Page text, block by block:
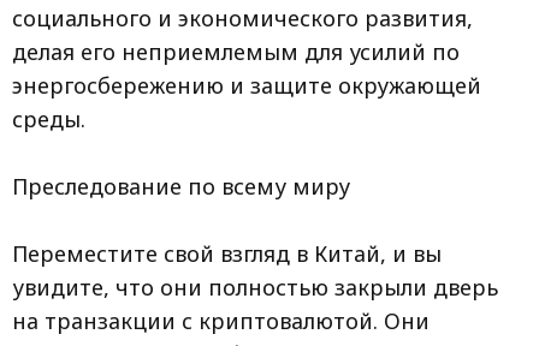
социального и экономического развития,
делая его неприемлемым для усилий по
энергосбережению и защите окружающей
среды.
Преследование по всему миру
Переместите свой взгляд в Китай, и вы
увидите, что они полностью закрыли дверь
на транзакции с криптовалютой. Они